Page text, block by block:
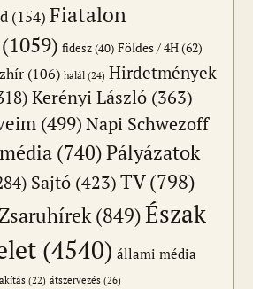
(154) Fiatalon
(1059) fidesz(40) Földes / 4H(62)
(106) halál (24) Hirdetmények
Kerényi László (363)
(499)Napi Schwezoff
(740)Pályázatok
Sajtó (423)TV(798)
(849)Észak
(4540) állami média
(22) átszervezés (26)